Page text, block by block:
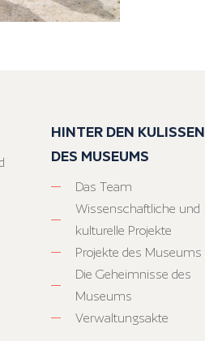
HINTER DEN KULISSEN
DES MUSEUMS
Das Team
Wissenschaftliche und
kulturelle Projekte
Projekte des Museums
Die Geheimnisse des
Museums
Verwaltungsakte